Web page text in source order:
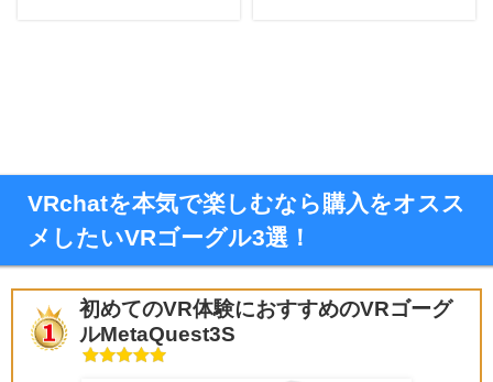
VRchatを本気で楽しむなら購入をオスス
メしたいVRゴーグル3選！
初めてのVR体験におすすめのVRゴーグ
ルMetaQuest3S